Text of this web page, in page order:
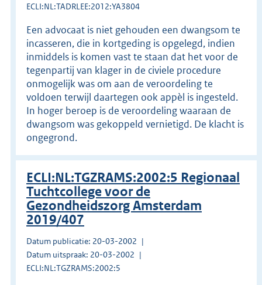
ECLI:NL:TADRLEE:2012:YA3804
Een advocaat is niet gehouden een dwangsom te
incasseren, die in kortgeding is opgelegd, indien
inmiddels is komen vast te staan dat het voor de
tegenpartij van klager in de civiele procedure
onmogelijk was om aan de veroordeling te
voldoen terwijl daartegen ook appèl is ingesteld.
In hoger beroep is de veroordeling waaraan de
dwangsom was gekoppeld vernietigd. De klacht is
ongegrond.
ECLI:NL:TGZRAMS:2002:5 Regionaal
Tuchtcollege voor de
Gezondheidszorg Amsterdam
2019/407
Datum publicatie: 20-03-2002
Datum uitspraak: 20-03-2002
ECLI:NL:TGZRAMS:2002:5